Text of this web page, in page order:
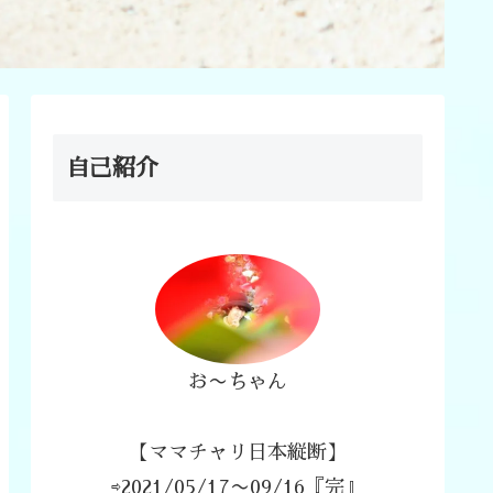
自己紹介
お〜ちゃん
【ママチャリ日本縦断】
⇨2021/05/17〜09/16『完』